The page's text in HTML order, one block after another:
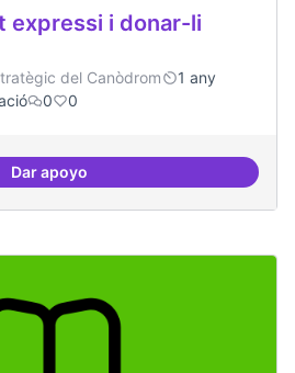
expressi i donar-li
del Canòdrom
1 any
0 0
Dar apoyoEspai on la gent expressi i